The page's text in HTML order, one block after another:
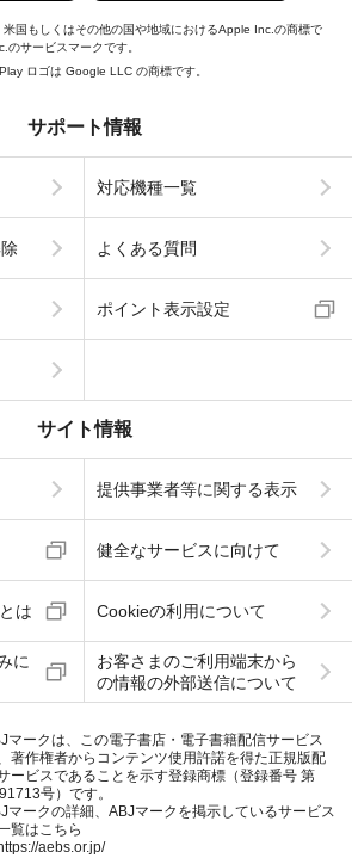
国もしくはその他の国や地域におけるApple Inc.の商標で
サービスマークです。
ロゴは Google LLC の商標です。
サポート情報
対応機種一覧
よくある質問
ポイント表示設定
サイト情報
提供事業者等に関する表示
健全なサービスに向けて
は Cookieの利用について
に
お客さまのご利用端末から
の情報の外部送信について
マークは、この電子書店・電子書籍配信サービス
著作権者からコンテンツ使用許諾を得た正規版配
ービスであることを示す登録商標（登録番号 第
号）です。
マークの詳細、ABJマークを掲示しているサービス
覧はこちら
https://aebs.or.jp/